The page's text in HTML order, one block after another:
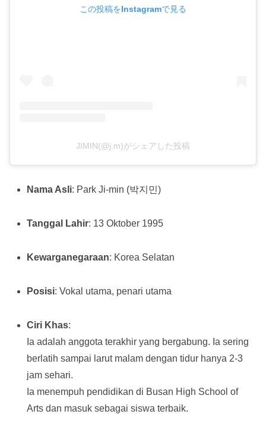
この投稿をInstagramで見る
JIMIN(@j.m)がシェアした投稿
Nama Asli: Park Ji-min (박지민)
Tanggal Lahir: 13 Oktober 1995
Kewarganegaraan: Korea Selatan
Posisi: Vokal utama, penari utama
Ciri Khas:
Ia adalah anggota terakhir yang bergabung. Ia sering
berlatih sampai larut malam dengan tidur hanya 2-3
jam sehari.
Ia menempuh pendidikan di Busan High School of
Arts dan masuk sebagai siswa terbaik.